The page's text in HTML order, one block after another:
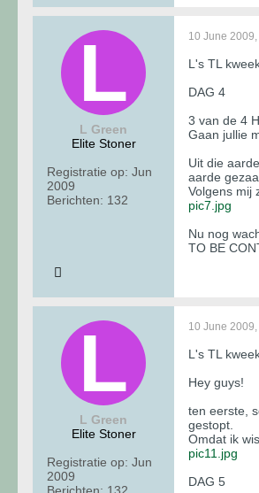
L Green
Elite Stoner
Registratie op: Jun
2009
Berichten: 132
10 June
L's TL
DAG 4
3 van de 4
Gaan jullie
Uit die
aarde
Volgens mij
pic7.jpg
Nu nog
TO BE
L Green
Elite Stoner
Registratie op: Jun
2009
Berichten: 132
10 June
L's TL
Hey guys!
ten eerste,
gestopt.
Omdat ik
pic11.jpg
DAG 5